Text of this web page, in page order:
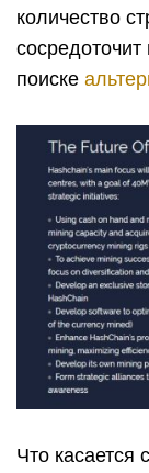
количество
поиске
Что касается